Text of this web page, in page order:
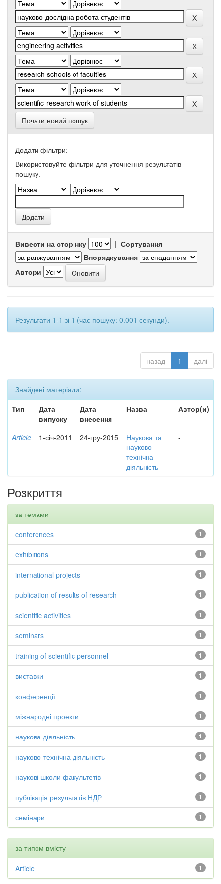
Почати новий пошук
Додати фільтри:
Використовуйте фільтри для уточнення результатів
пошуку.
Вивести на сторінку | Сортування
Впорядкування
Автори
Результати 1-1 зі 1 (час пошуку: 0.001 секунди).
назад 1 далі
Знайдені матеріали:
Тип
Дата
випуску
Дата
внесення
Назва Автор(и)
Article 1-січ-2011 24-гру-2015
Наукова та
науково-
технічна
діяльність
-
Розкриття
за темами
1
conferences
1
exhibitions
1
international projects
1
publication of results of research
1
scientific activities
1
seminars
1
training of scientific personnel
1
виставки
1
конференції
1
міжнародні проекти
1
наукова діяльність
1
науково-технічна діяльність
1
наукові школи факультетів
1
публікація результатів НДР
1
семінари
за типом вмісту
1
Article